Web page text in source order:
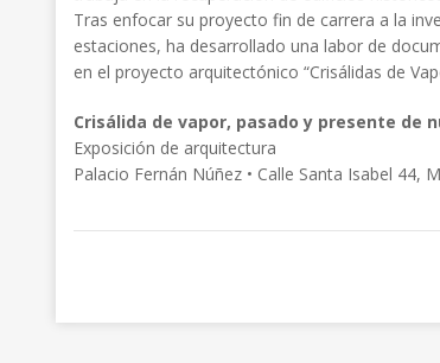
Tras enfocar su proyecto fin de carrera a la
estaciones, ha desarrollado una labor de
en el proyecto arquitectónico “Crisálidas de
Crisálida de vapor, pasado y presente de
Exposición de arquitectura
Palacio Fernán Núñez • Calle Santa Isabel 44,